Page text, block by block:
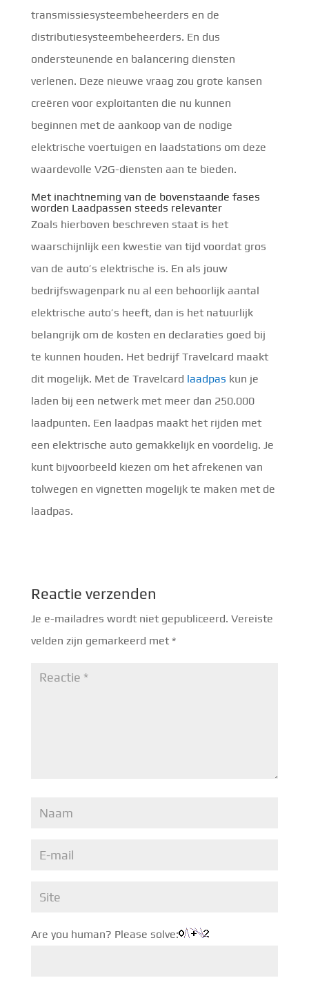
transmissiesysteembeheerders en de
distributiesysteembeheerders. En dus
ondersteunende en balancering diensten
verlenen. Deze nieuwe vraag zou grote kansen
creëren voor exploitanten die nu kunnen
beginnen met de aankoop van de nodige
elektrische voertuigen en laadstations om deze
waardevolle V2G-diensten aan te bieden.
Met inachtneming van de bovenstaande fases
worden Laadpassen steeds relevanter
Zoals hierboven beschreven staat is het
waarschijnlijk een kwestie van tijd voordat gros
van de auto’s elektrische is. En als jouw
bedrijfswagenpark nu al een behoorlijk aantal
elektrische auto’s heeft, dan is het natuurlijk
belangrijk om de kosten en declaraties goed bij
te kunnen houden. Het bedrijf Travelcard maakt
dit mogelijk. Met de Travelcard laadpas kun je
laden bij een netwerk met meer dan 250.000
laadpunten. Een laadpas maakt het rijden met
een elektrische auto gemakkelijk en voordelig. Je
kunt bijvoorbeeld kiezen om het afrekenen van
tolwegen en vignetten mogelijk te maken met de
laadpas.
Reactie verzenden
Je e-mailadres wordt niet gepubliceerd. Vereiste
velden zijn gemarkeerd met *
Are you human? Please solve: